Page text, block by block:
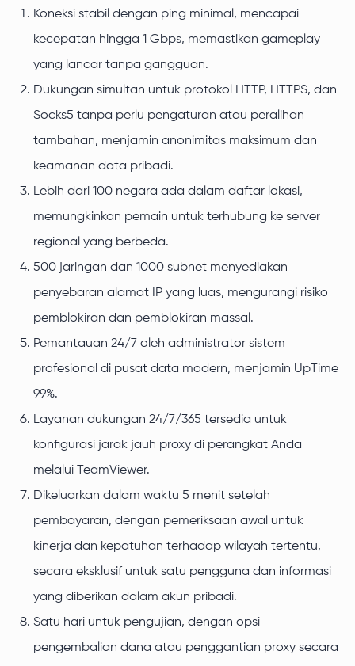
Koneksi stabil dengan ping minimal, mencapai
kecepatan hingga 1 Gbps, memastikan gameplay
yang lancar tanpa gangguan.
Dukungan simultan untuk protokol HTTP, HTTPS, dan
Socks5 tanpa perlu pengaturan atau peralihan
tambahan, menjamin anonimitas maksimum dan
keamanan data pribadi.
Lebih dari 100 negara ada dalam daftar lokasi,
memungkinkan pemain untuk terhubung ke server
regional yang berbeda.
500 jaringan dan 1000 subnet menyediakan
penyebaran alamat IP yang luas, mengurangi risiko
pemblokiran dan pemblokiran massal.
Pemantauan 24/7 oleh administrator sistem
profesional di pusat data modern, menjamin UpTime
99%.
Layanan dukungan 24/7/365 tersedia untuk
konfigurasi jarak jauh proxy di perangkat Anda
melalui TeamViewer.
Dikeluarkan dalam waktu 5 menit setelah
pembayaran, dengan pemeriksaan awal untuk
kinerja dan kepatuhan terhadap wilayah tertentu,
secara eksklusif untuk satu pengguna dan informasi
yang diberikan dalam akun pribadi.
Satu hari untuk pengujian, dengan opsi
pengembalian dana atau penggantian proxy secara